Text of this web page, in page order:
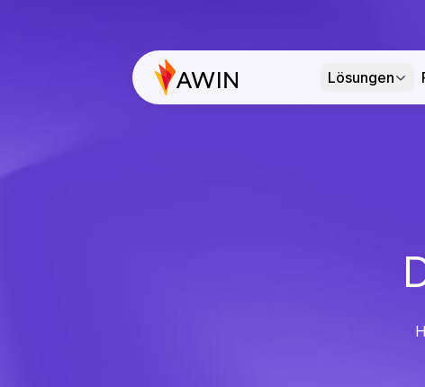
Lösungen